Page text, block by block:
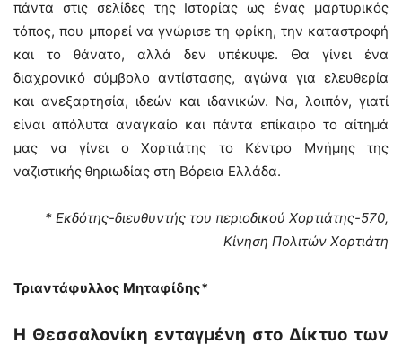
πάντα στις σελίδες της Ιστορίας ως ένας μαρτυρικός
τόπος, που μπορεί να γνώρισε τη φρίκη, την καταστροφή
και το θάνατο, αλλά δεν υπέκυψε. Θα γίνει ένα
διαχρονικό σύμβολο αντίστασης, αγώνα για ελευθερία
και ανεξαρτησία, ιδεών και ιδανικών. Να, λοιπόν, γιατί
είναι απόλυτα αναγκαίο και πάντα επίκαιρο το αίτημά
μας να γίνει ο Χορτιάτης το Κέντρο Μνήμης της
ναζιστικής θηριωδίας στη Βόρεια Ελλάδα.
* Εκδότης-διευθυντής του περιοδικού Χορτιάτης-570,
Κίνηση Πολιτών Χορτιάτη
Τριαντάφυλλος Μηταφίδης*
Η Θεσσαλονίκη ενταγμένη στο Δίκτυο των